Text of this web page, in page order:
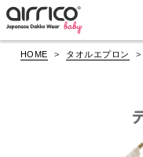
HOME タオルエプロン